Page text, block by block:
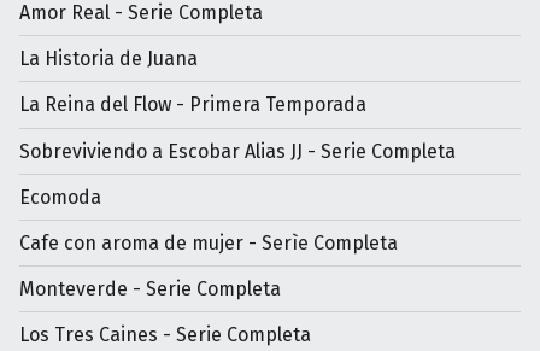
Amor Real - Serie Completa
La Historia de Juana
La Reina del Flow - Primera Temporada
Sobreviviendo a Escobar Alias JJ - Serie Completa
Ecomoda
Cafe con aroma de mujer - Serìe Completa
Monteverde - Serie Completa
Los Tres Caines - Serie Completa